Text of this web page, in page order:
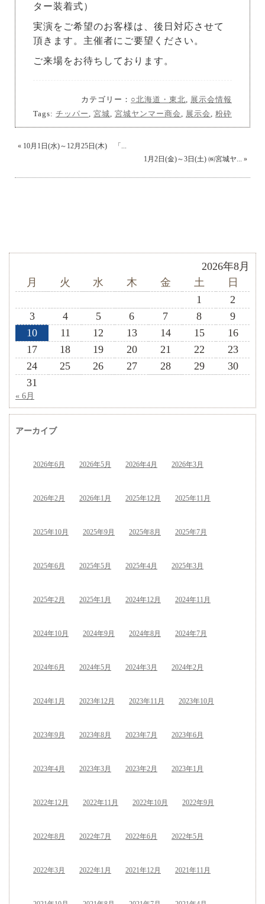
ター装着式）
実演をご希望のお客様は、後日対応させて
頂きます。主催者にご要望ください。
ご来場をお待ちしております。
カテゴリー： ○北海道・東北
展示会情報
Tags: チッパー 宮城 宮城ヤンマー商会 展示会 粉砕
« 10月1日(水)～12月25日(木) 「...
1月2日(金)～3日(土) ㈱宮城ヤ... »
2026年8月
月
火 水 木 金 土
日
1
2
3
4 5 6 7 8
9
10
11 12 13 14 15
16
17
18 19 20 21 22
23
24
25 26 27 28 29
30
31
« 6月
アーカイブ
2026年6月 2026年5月 2026年4月 2026年3月
2026年2月 2026年1月 2025年12月 2025年11月
2025年10月 2025年9月 2025年8月 2025年7月
2025年6月 2025年5月 2025年4月 2025年3月
2025年2月 2025年1月 2024年12月 2024年11月
2024年10月 2024年9月 2024年8月 2024年7月
2024年6月 2024年5月 2024年3月 2024年2月
2024年1月 2023年12月 2023年11月 2023年10月
2023年9月 2023年8月 2023年7月 2023年6月
2023年4月 2023年3月 2023年2月 2023年1月
2022年12月 2022年11月 2022年10月 2022年9月
2022年8月 2022年7月 2022年6月 2022年5月
2022年3月 2022年1月 2021年12月 2021年11月